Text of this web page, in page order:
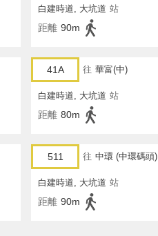
白建時道, 大坑道 站
距離 90m
41A 往 華富(中)
白建時道, 大坑道 站
距離 80m
511 往 中環 (中環碼頭)
白建時道, 大坑道 站
距離 90m